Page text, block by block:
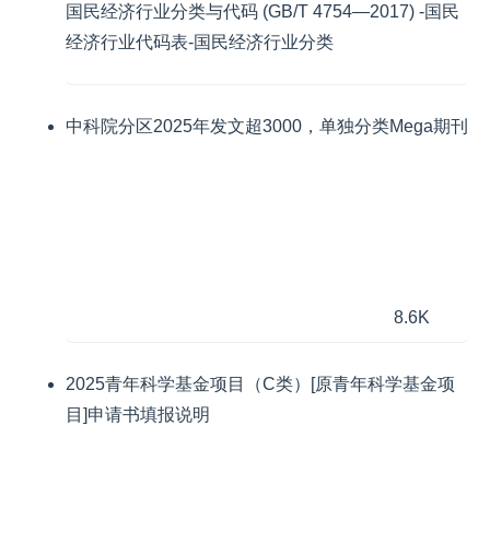
国民经济行业分类与代码 (GB/T 4754—2017) -国民
经济行业代码表-国民经济行业分类
中科院分区2025年发文超3000，单独分类Mega期刊
8.6K
2025青年科学基金项目（C类）[原青年科学基金项
目]申请书填报说明